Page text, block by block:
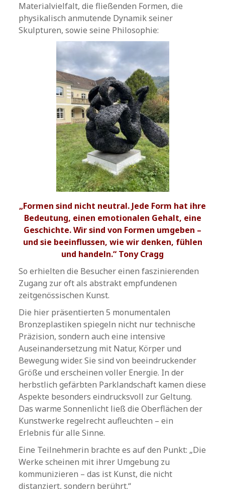
Materialvielfalt, die fließenden Formen, die
physikalisch anmutende Dynamik seiner
Skulpturen, sowie seine Philosophie:
„Formen sind nicht neutral. Jede Form hat ihre
Bedeutung, einen emotionalen Gehalt, eine
Geschichte. Wir sind von Formen umgeben –
und sie beeinflussen, wie wir denken, fühlen
und handeln.“ Tony Cragg
So erhielten die Besucher einen faszinierenden
Zugang zur oft als abstrakt empfundenen
zeitgenössischen Kunst.
Die hier präsentierten 5 monumentalen
Bronzeplastiken spiegeln nicht nur technische
Präzision, sondern auch eine intensive
Auseinandersetzung mit Natur, Körper und
Bewegung wider. Sie sind von beeindruckender
Größe und erscheinen voller Energie. In der
herbstlich gefärbten Parklandschaft kamen diese
Aspekte besonders eindrucksvoll zur Geltung.
Das warme Sonnenlicht ließ die Oberflächen der
Kunstwerke regelrecht aufleuchten – ein
Erlebnis für alle Sinne.
Eine Teilnehmerin brachte es auf den Punkt: „Die
Werke scheinen mit ihrer Umgebung zu
kommunizieren – das ist Kunst, die nicht
distanziert, sondern berührt.“